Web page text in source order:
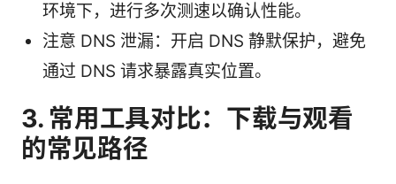
环境下，进行多次测速以确认性能。
注意 DNS 泄漏：开启 DNS 静默保护，避免
通过 DNS 请求暴露真实位置。
3. 常用工具对比：下载与观看
的常见路径